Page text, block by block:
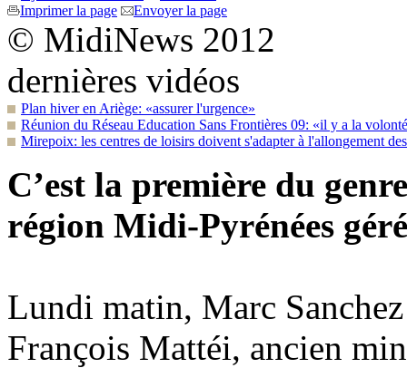
Imprimer la page
Envoyer la page
© MidiNews 2012
dernières vidéos
Plan hiver en Ariège: «assurer l'urgence»
Réunion du Réseau Education Sans Frontières 09: «il y a la
Mirepoix: les centres de loisirs doivent s'adapter à l'allongement
C’est la première du
région Midi-Pyrénées
Lundi matin, Marc
François Mattéi, ancien